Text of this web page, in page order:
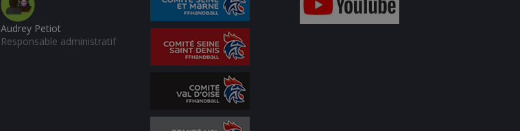
Audrey Petiot
Responsable administratif